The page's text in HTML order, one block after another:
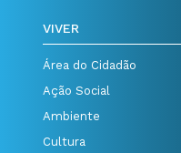
VIVER
Área do Cidadão
Ação Social
Ambiente
Cultura